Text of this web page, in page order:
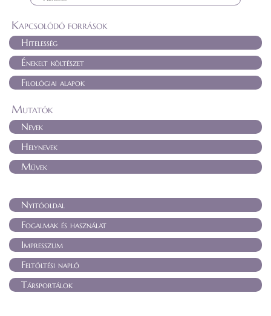
Kapcsolódó források
Hitelesség
Énekelt költészet
Filológiai alapok
Mutatók
Nevek
Helynevek
Művek
Nyitóoldal
Fogalmak és használat
Impresszum
Feltöltési napló
Társportálok